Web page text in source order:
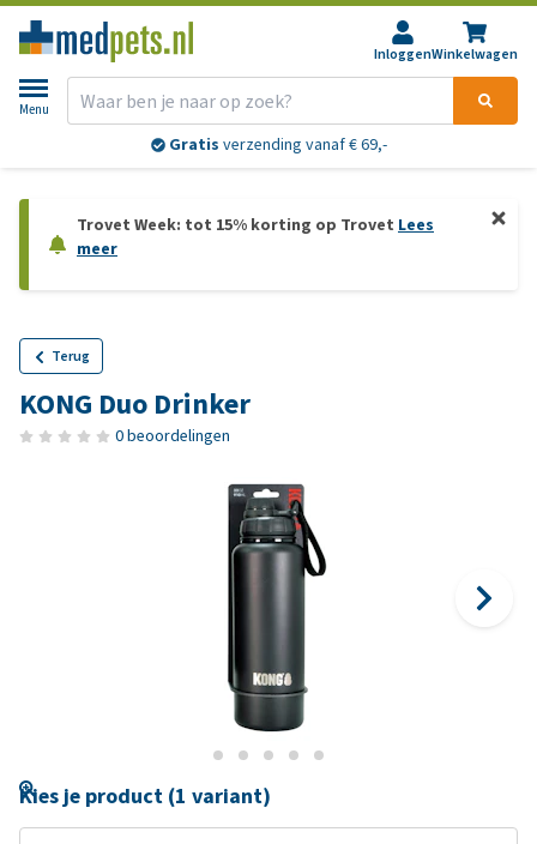
InloggenWinkelwagen
Menu
Gratis verzending vanaf € 69,-
Trovet Week: tot 15% korting op Trovet Lees
meer
Terug
KONG Duo Drinker
0 beoordelingen
Kies je product (1 variant)